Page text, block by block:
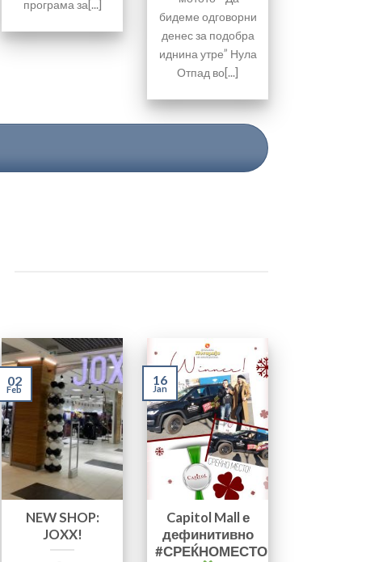
програма за[...]
бидеме одговорни
денес за подобра
иднина утре” Нула
Отпад во[...]
NEW SHOP:
JOXX!
02
Feb
Capitol Mall е
дефинитивно
#СРЕЌНОМЕСТО
16
Jan